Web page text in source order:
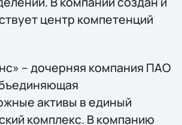
центр компетенций
– дочерняя компания ПАО
активы в единый
комплекс. В компанию